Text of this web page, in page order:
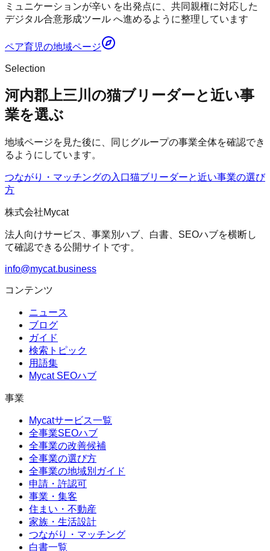
ミュニケーションが辛い を出発点に、共同親権に対応した
デジタル合意形成ツール へ進めるように整理しています
ペア育児の地域ページ
Selection
河内郡上三川の猫ブリーダーと近い事
業を選ぶ
地域ページを見た後に、同じグループの事業全体を確認でき
るようにしています。
つながり・マッチングの入口猫ブリーダーと近い事業の選び
方
株式会社Mycat
法人向けサービス、事業別ハブ、白書、SEOハブを横断し
て確認できる公開サイトです。
info@mycat.business
コンテンツ
ニュース
ブログ
ガイド
検索トピック
用語集
Mycat SEOハブ
事業
Mycatサービス一覧
全事業SEOハブ
全事業の改善候補
全事業の選び方
全事業の地域別ガイド
申請・許認可
事業・集客
住まい・不動産
家族・生活設計
つながり・マッチング
白書一覧